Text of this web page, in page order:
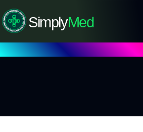
Simply Med